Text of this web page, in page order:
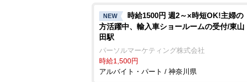
NEW
時給1500円 週2～×時短OK!主婦の
方活躍中、輸入車ショールームの受付/東山
田駅
パーソルマーケティング株式会社
時給1,500円
アルバイト・パート / 神奈川県